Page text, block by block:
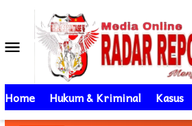
kontenMenu
Mobile
Home Hukum & Kriminal Kasus